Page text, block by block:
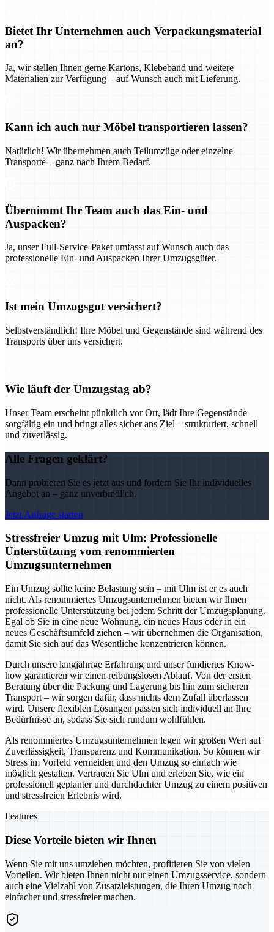
Bietet Ihr Unternehmen auch Verpackungsmaterial
an?
Ja, wir stellen Ihnen gerne Kartons, Klebeband und weitere
Materialien zur Verfügung – auf Wunsch auch mit Lieferung.
Kann ich auch nur Möbel transportieren lassen?
Natürlich! Wir übernehmen auch Teilumzüge oder einzelne
Transporte – ganz nach Ihrem Bedarf.
Übernimmt Ihr Team auch das Ein- und
Auspacken?
Ja, unser Full-Service-Paket umfasst auf Wunsch auch das
professionelle Ein- und Auspacken Ihrer Umzugsgüter.
Ist mein Umzugsgut versichert?
Selbstverständlich! Ihre Möbel und Gegenstände sind während des
Transports über uns versichert.
Wie läuft der Umzugstag ab?
Unser Team erscheint pünktlich vor Ort, lädt Ihre Gegenstände
sorgfältig ein und bringt alles sicher ans Ziel – strukturiert, schnell
und zuverlässig.
Alle Fragen geklärt?
Dann probieren Sie es jetzt aus und fordern Sie Ihr individuelles
Angebot an – ganz unverbindlich.
Jetzt Anfrage starten
Stressfreier Umzug mit Ulm: Professionelle
Unterstützung vom renommierten
Umzugsunternehmen
Ein Umzug sollte keine Belastung sein – mit Ulm ist er es auch
nicht. Als renommiertes Umzugsunternehmen bieten wir Ihnen
professionelle Unterstützung bei jedem Schritt der Umzugsplanung.
Egal ob Sie in eine neue Wohnung, ein neues Haus oder in ein
neues Geschäftsumfeld ziehen – wir übernehmen die Organisation,
damit Sie sich auf das Wesentliche konzentrieren können.
Durch unsere langjährige Erfahrung und unser fundiertes Know-
how garantieren wir einen reibungslosen Ablauf. Von der ersten
Beratung über die Packung und Lagerung bis hin zum sicheren
Transport – wir sorgen dafür, dass nichts dem Zufall überlassen
wird. Unsere flexiblen Lösungen passen sich individuell an Ihre
Bedürfnisse an, sodass Sie sich rundum wohlfühlen.
Als renommiertes Umzugsunternehmen legen wir großen Wert auf
Zuverlässigkeit, Transparenz und Kommunikation. So können wir
Stress im Vorfeld vermeiden und den Umzug so einfach wie
möglich gestalten. Vertrauen Sie Ulm und erleben Sie, wie ein
professionell geplanter und durchdachter Umzug zu einem positiven
und stressfreien Erlebnis wird.
Features
Diese Vorteile bieten wir Ihnen
Wenn Sie mit uns umziehen möchten, profitieren Sie von vielen
Vorteilen. Wir bieten Ihnen nicht nur einen Umzugsservice, sondern
auch eine Vielzahl von Zusatzleistungen, die Ihren Umzug noch
einfacher und stressfreier machen.